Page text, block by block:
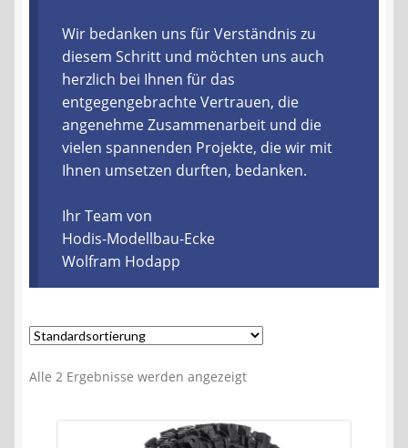
Batterien- und Akku Verordnung
Elektro- und Elektronikgeräte Verordnung
Öle- und Schmierstoff Verordnung
Vereine & Foren
Kontakt
Wir bedanken uns für Verständnis zu
diesem Schritt und möchten uns auch
herzlich bei Ihnen für das
entgegengebrachte Vertrauen, die
angenehme Zusammenarbeit und die
vielen spannenden Projekte, die wir mit
Ihnen umsetzen durften, bedanken.
Ihr Team von
Hodis-Modellbau-Ecke
Wolfram Hodapp
Alle 2 Ergebnisse werden angezeigt